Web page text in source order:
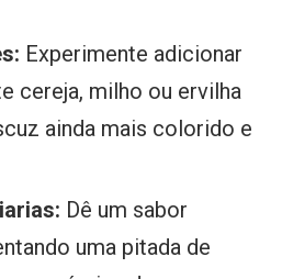
Experimente adicionar
cereja, milho ou ervilha
ainda mais colorido e
Dê um sabor
uma pitada de